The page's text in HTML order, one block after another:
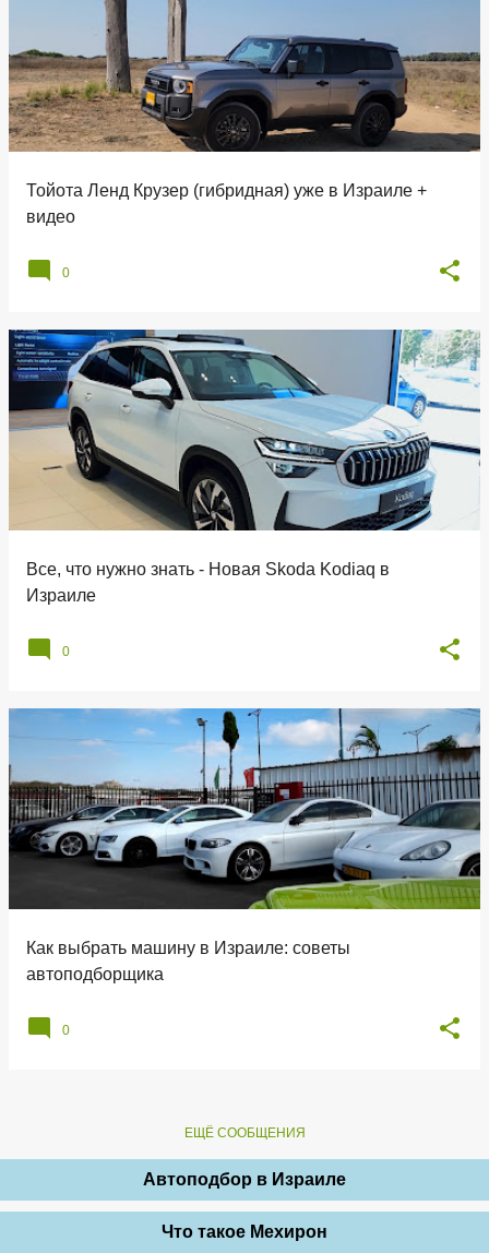
Тойота Ленд Крузер (гибридная) уже в Израиле +
видео
0
Все, что нужно знать - Новая Skoda Kodiaq в
Израиле
0
Как выбрать машину в Израиле: советы
автоподборщика
0
ЕЩЁ СООБЩЕНИЯ
Автоподбор в Израиле
Что такое Мехирон